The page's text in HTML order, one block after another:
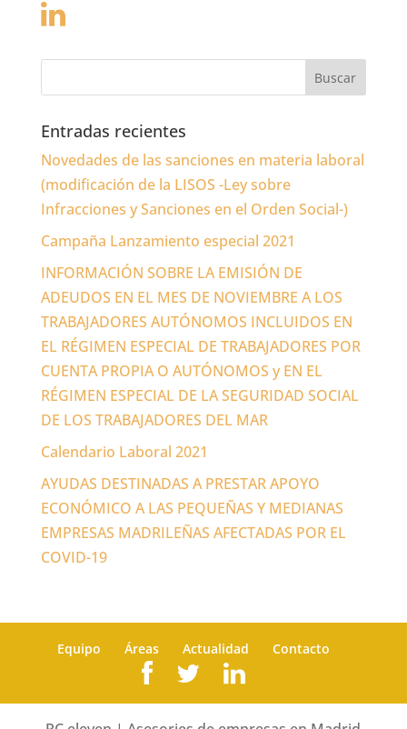
Entradas recientes
Novedades de las sanciones en materia laboral
(modificación de la LISOS -Ley sobre
Infracciones y Sanciones en el Orden Social-)
Campaña Lanzamiento especial 2021
INFORMACIÓN SOBRE LA EMISIÓN DE
ADEUDOS EN EL MES DE NOVIEMBRE A LOS
TRABAJADORES AUTÓNOMOS INCLUIDOS EN
EL RÉGIMEN ESPECIAL DE TRABAJADORES POR
CUENTA PROPIA O AUTÓNOMOS y EN EL
RÉGIMEN ESPECIAL DE LA SEGURIDAD SOCIAL
DE LOS TRABAJADORES DEL MAR
Calendario Laboral 2021
AYUDAS DESTINADAS A PRESTAR APOYO
ECONÓMICO A LAS PEQUEÑAS Y MEDIANAS
EMPRESAS MADRILEÑAS AFECTADAS POR EL
COVID-19
Equipo Áreas Actualidad Contacto